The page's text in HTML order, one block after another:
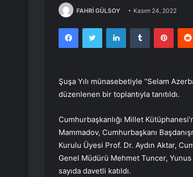
FAHRİ GÜLSOY Kasım 24, 2022
FacebookTwitter LinkedInTumblr
Şuşa Yılı münasebetiyle “Selam
düzenlenen bir toplantıyla tanıtıldı.
Cumhurbaşkanlığı Millet
Mammadov, Cumhurbaşkanı
Kurulu Üyesi Prof. Dr. Aydın Aktar,
Genel Müdürü Mehmet Tuncer,
sayıda davetli katıldı.